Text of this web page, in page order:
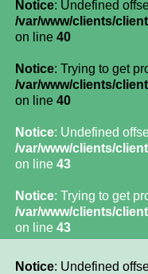
Notice: Undefined
/var/www/clients/
on line 40
Notice: Trying to get
/var/www/clients/
on line 40
Notice: Undefined
/var/www/clients/
on line 43
Notice: Trying to get
/var/www/clients/
on line 43
Notice: Undefined